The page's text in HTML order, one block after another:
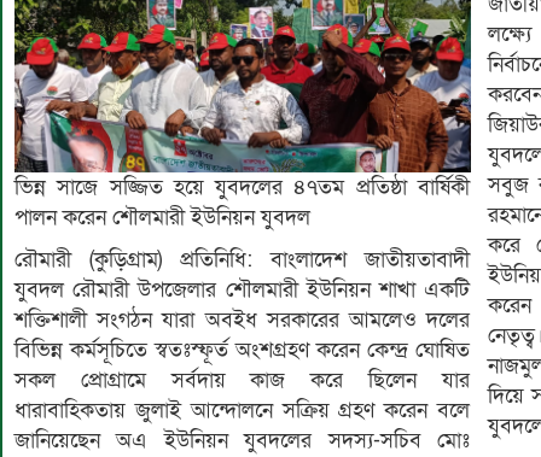
ভিন্ন সাজে সজ্জিত হয়ে যুবদলের ৪৭তম প্রতিষ্ঠা বার্ষিকী
পালন করেন শৌলমারী ইউনিয়ন যুবদল
রৌমারী (কুড়িগ্রাম) প্রতিনিধি: বাংলাদেশ জাতীয়তাবাদী
যুবদল রৌমারী উপজেলার শৌলমারী ইউনিয়ন শাখা একটি
শক্তিশালী সংগঠন যারা অবইধ সরকারের আমলেও দলের
বিভিন্ন কর্মসূচিতে স্বতঃস্ফূর্ত অংশগ্রহণ করেন কেন্দ্র ঘোষিত
সকল প্রোগ্রামে সর্বদায় কাজ করে ছিলেন যার
ধারাবাহিকতায় জুলাই আন্দোলনে সক্রিয় গ্রহণ করেন বলে
জানিয়েছেন অএ ইউনিয়ন যুবদলের সদস্য-সচিব মোঃ
সবুজ
করে
করেন
দিয়ে